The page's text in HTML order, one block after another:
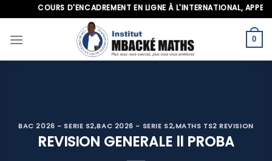
to
content
COURS D'ENCADREMENT EN LIGNE À L'INTERNATIONAL,
0
BAC 2026 - SERIE S2,BAC 2026 - SERIE S2,MATHS TS2 REVISION
REVISION GENERALE ll PROBA